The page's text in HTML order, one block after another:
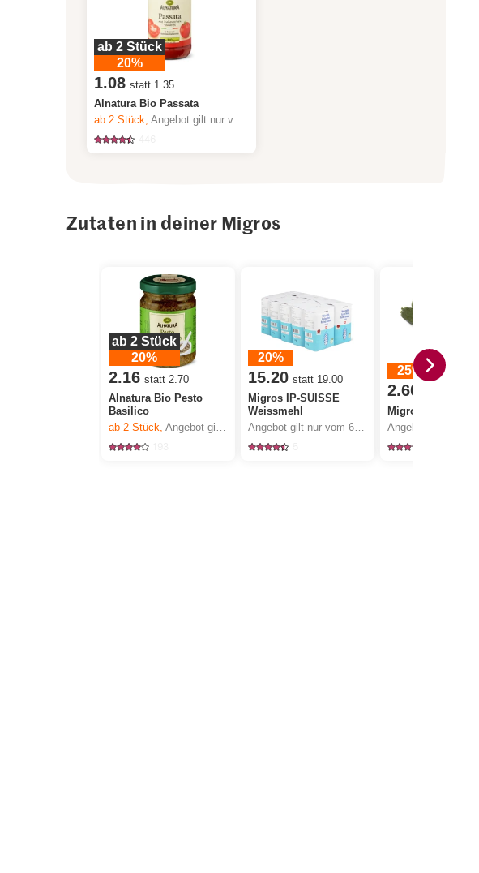
ab 2 Stück
20%
1.08 statt 1.35
Alnatura Bio Passata
ab 2 Stück, Angebot gilt nur vom 6.8. bis 12.8.2026, solange Vorrat.
Zutaten in deiner Migros
ab 2 Stück
20%
2.16 statt 2.70
Alnatura Bio Pesto
Basilico
ab 2Stück,Angebot gilt nur vom 6.8. bis 12.8.2026, solange Vorrat.
20%
15.20 statt 19.00
Migros IP-SUISSE
Weissmehl
25%
2.60
Migros Zucchetti